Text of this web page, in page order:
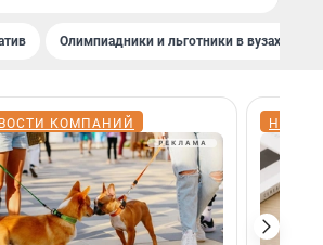
Олимпиадники и льготники в вузах СПб
КОМПАНИЙ